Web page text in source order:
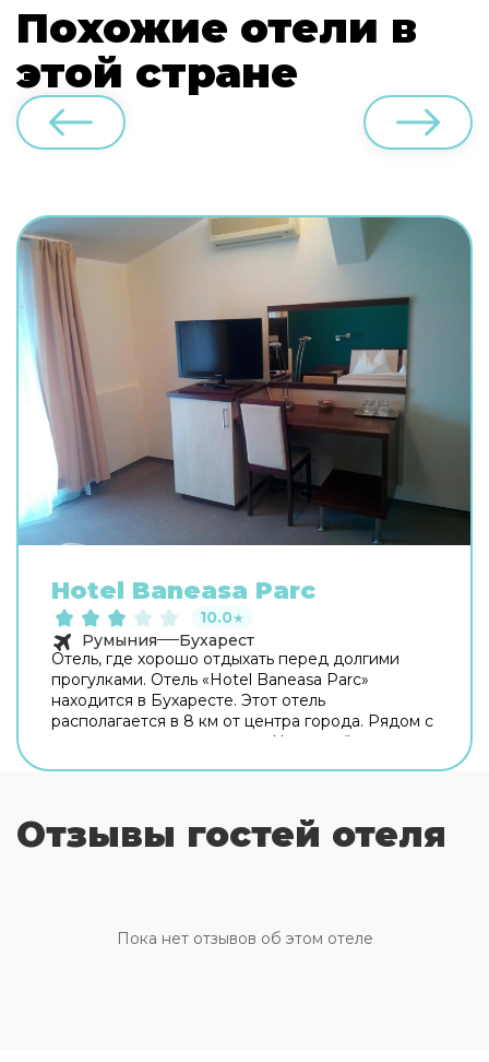
Похожие отели в
этой стране
Hotel Baneasa Parc
10.0★
Румыния
Бухарест
Отель, где хорошо отдыхать перед долгими
прогулками. Отель «Hotel Baneasa Parc»
находится в Бухаресте. Этот отель
располагается в 8 км от центра города. Рядом с
отелем можно прогуляться. Неподалёку:
всегда оставаться на связи. Специально для
автопутешественников организована парковка.
и консьерж. Сотрудники отеля поддержат
беседу на английском.
Отзывы гостей отеля
Пока нет отзывов об этом отеле